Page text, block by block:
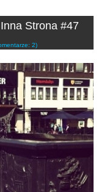
Strona #47
2)